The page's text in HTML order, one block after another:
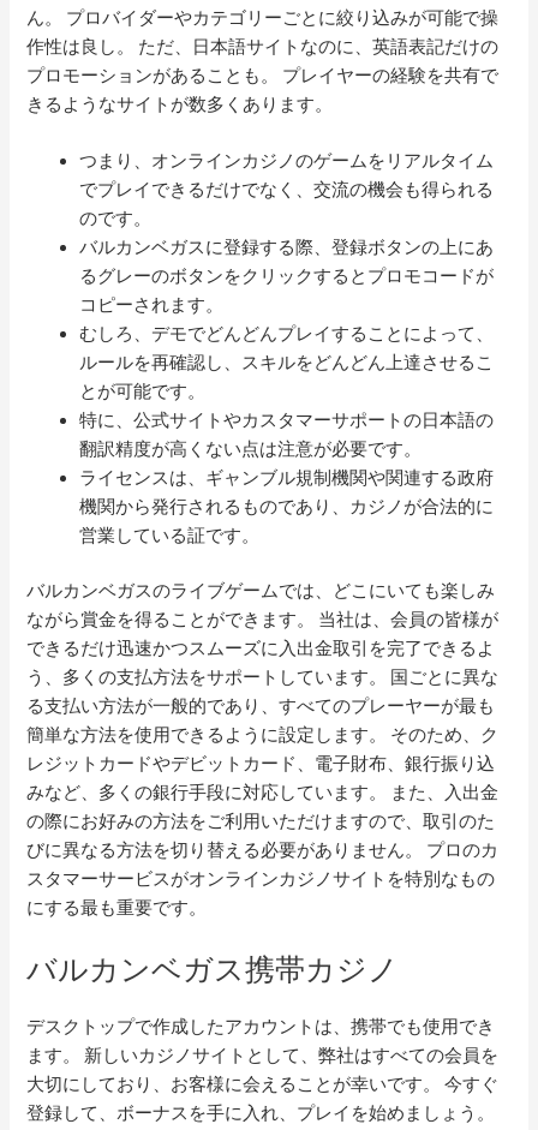
ん。 プロバイダーやカテゴリーごとに絞り込みが可能で操
作性は良し。 ただ、日本語サイトなのに、英語表記だけの
プロモーションがあることも。 プレイヤーの経験を共有で
きるようなサイトが数多くあります。
つまり、オンラインカジノのゲームをリアルタイム
でプレイできるだけでなく、交流の機会も得られる
のです。
バルカンベガスに登録する際、登録ボタンの上にあ
るグレーのボタンをクリックするとプロモコードが
コピーされます。
むしろ、デモでどんどんプレイすることによって、
ルールを再確認し、スキルをどんどん上達させるこ
とが可能です。
特に、公式サイトやカスタマーサポートの日本語の
翻訳精度が高くない点は注意が必要です。
ライセンスは、ギャンブル規制機関や関連する政府
機関から発行されるものであり、カジノが合法的に
営業している証です。
バルカンベガスのライブゲームでは、どこにいても楽しみ
ながら賞金を得ることができます。 当社は、会員の皆様が
できるだけ迅速かつスムーズに入出金取引を完了できるよ
う、多くの支払方法をサポートしています。 国ごとに異な
る支払い方法が一般的であり、すべてのプレーヤーが最も
簡単な方法を使用できるように設定します。 そのため、ク
レジットカードやデビットカード、電子財布、銀行振り込
みなど、多くの銀行手段に対応しています。 また、入出金
の際にお好みの方法をご利用いただけますので、取引のた
びに異なる方法を切り替える必要がありません。 プロのカ
スタマーサービスがオンラインカジノサイトを特別なもの
にする最も重要です。
バルカンベガス携帯カジノ
デスクトップで作成したアカウントは、携帯でも使用でき
ます。 新しいカジノサイトとして、弊社はすべての会員を
大切にしており、お客様に会えることが幸いです。 今すぐ
登録して、ボーナスを手に入れ、プレイを始めましょう。